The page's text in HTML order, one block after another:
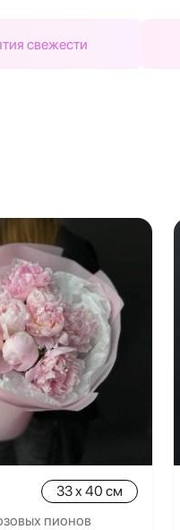
свежести
33 x 40 см
пионов